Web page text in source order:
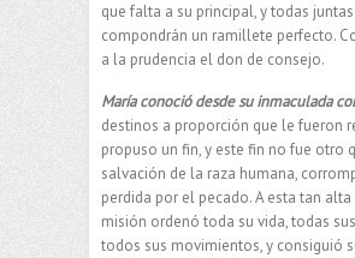
que falta a su principal, y todas juntas
compondrán un ramillete perfecto.
a la prudencia el don de consejo.
María conoció desde su inmaculada
destinos a proporción que le fueron
propuso un fin, y este fin no fue otro
salvación de la raza humana,
perdida por el pecado. A esta tan
misión ordenó toda su vida, todas
todos sus movimientos, y consiguió